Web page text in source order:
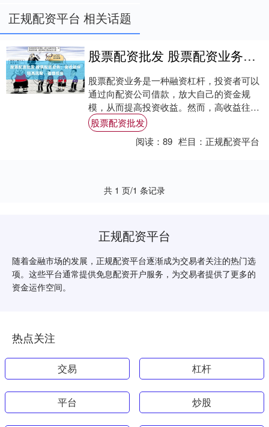
正规配资平台 相关话题
股票配资批发 股票配资业务：高收益伴随高风险，谨慎投资
股票配资业务是一种融资杠杆，投资者可以
通过向配资公司借款，放大自己的资金规
模，从而提高投资收益。然而，高收益往往
伴随着高风险，投资者在参与股票配资业务
时，需要保....
股票配资批发
阅读：89 栏目： 正规配资平台
共 1 页/1 条记录
正规配资平台
随着金融市场的发展，正规配资平台逐渐成为交易者关注的热门选
项。这些平台通常提供免息配资开户服务，为交易者提供了更多的
资金运作空间。
热点关注
交易 杠杆
平台 炒股